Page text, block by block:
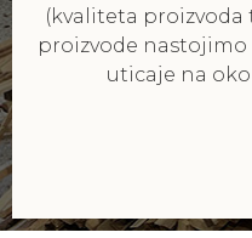
(kvaliteta proizvoda
proizvode
uticaje na